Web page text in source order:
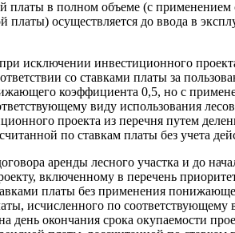
платы в полном объеме (с
платы) осуществляется до ввода в
исключении инвестиционного
со ставками платы за
коэффициента 0,5, но с
виду использования
проекта из перечня путем
по ставкам платы без учета
аренды лесного участка и до
включенному в перечень
платы без применения
исчисленного по
день окончания срока окупаемости